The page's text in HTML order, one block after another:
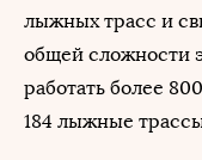
лыжных трасс и
общей сложности
работать более
184 лыжные